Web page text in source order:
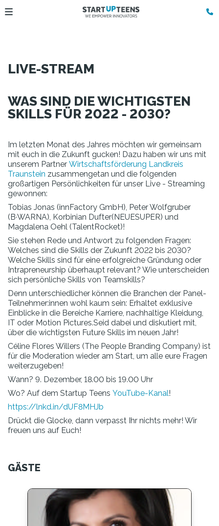
LIVE-STREAM
WAS SIND DIE WICHTIGSTEN
SKILLS FÜR 2022 - 2030?
Im letzten Monat des Jahres möchten wir gemeinsam
mit euch in die Zukunft gucken! Dazu haben wir uns mit
unserem Partner Wirtschaftsförderung Landkreis
Traunstein zusammengetan und die folgenden
großartigen Persönlichkeiten für unser Live - Streaming
gewonnen:
Tobias Jonas (innFactory GmbH), Peter Wolfgruber
(B·WARNA), Korbinian Dufter(NEUESUPER) und
Magdalena Oehl (TalentRocket)!
Sie stehen Rede und Antwort zu folgenden Fragen:
Welches sind die Skills der Zukunft 2022 bis 2030?
Welche Skills sind für eine erfolgreiche Gründung oder
Intrapreneurship überhaupt relevant? Wie unterscheiden
sich persönliche Skills von Teamskills?
Denn unterschiedlicher können die Branchen der Panel-
Teilnehmer:innen wohl kaum sein: Erhaltet exklusive
Einblicke in die Bereiche Karriere, nachhaltige Kleidung,
IT oder Motion Pictures.Seid dabei und diskutiert mit,
über die wichtigsten Future Skills im neuen Jahr!
Céline Flores Willers (The People Branding Company) ist
für die Moderation wieder am Start, um alle eure Fragen
weiterzugeben!
Wann? 9. Dezember, 18.00 bis 19.00 Uhr
Wo? Auf dem Startup Teens YouTube-Kanal!
https://lnkd.in/dUF8MHJb
Drückt die Glocke, dann verpasst Ihr nichts mehr! Wir
freuen uns auf Euch!
GÄSTE